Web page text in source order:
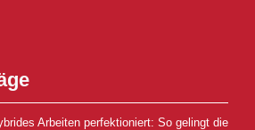
Arbeiten perfektioniert: So gelingt die